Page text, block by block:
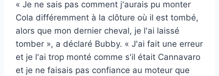
« Je ne sais pas comment j'aurais pu monter
Cola différemment à la clôture où il est tombé,
alors que mon dernier cheval, je l'ai laissé
tomber », a déclaré Bubby. « J'ai fait une erreur
et je l'ai trop monté comme s'il était Cannavaro
et je ne faisais pas confiance au moteur que